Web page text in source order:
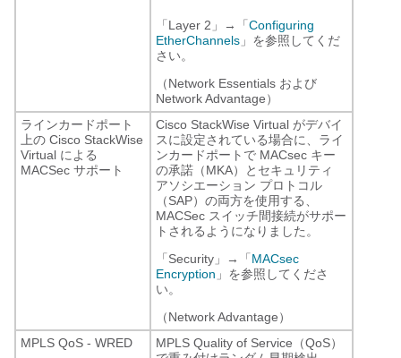
「Layer 2」→「Configuring
EtherChannels 」を参照してくだ
さい。
（Network Essentials および
Network Advantage）
ラインカードポート
上の Cisco StackWise
Virtual による
MACSec サポート
Cisco StackWise Virtual がデバイ
スに設定されている場合に、ライ
ンカードポートで MACsec キー
の承諾（MKA）とセキュリティ
アソシエーション プロトコル
（SAP）の両方を使用する、
MACSec スイッチ間接続がサポー
トされるようになりました。
「Security」→「MACsec
Encryption 」を参照してくださ
い。
（Network Advantage）
MPLS QoS - WRED
MPLS Quality of Service（QoS）